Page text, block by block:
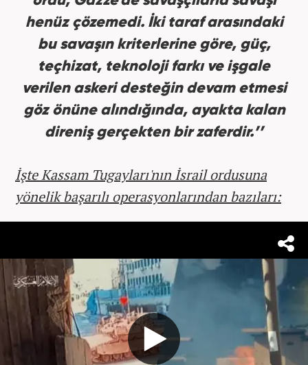
henüz çözemedi. İki taraf arasındaki
bu savaşın kriterlerine göre, güç,
teçhizat, teknoloji farkı ve işgale
verilen askeri desteğin devam etmesi
göz önüne alındığında, ayakta kalan
direniş gerçekten bir zaferdir.’’
İşte Kassam Tugayları'nın İsrail ordusuna
yönelik başarılı operasyonlarından bazıları: